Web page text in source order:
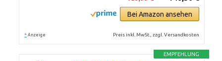
Bei Amazon ansehen
* Anzeige Preis inkl. MwSt., zzgl. Versandkosten
EMPFEHLUNG